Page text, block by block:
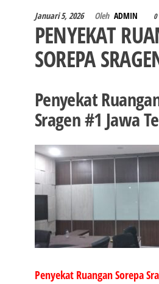
Januari 5, 2026 Oleh ADMIN 0
PENYEKAT
SOREPA
Penyekat
Sragen #1 Jawa
Penyekat Ruangan Sorepa